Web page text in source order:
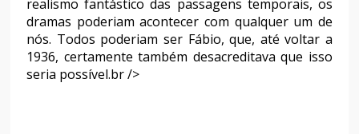
realismo fantástico das passagens temporais, os
dramas poderiam acontecer com qualquer um de
nós. Todos poderiam ser Fábio, que, até voltar a
1936, certamente também desacreditava que isso
seria possível.br />